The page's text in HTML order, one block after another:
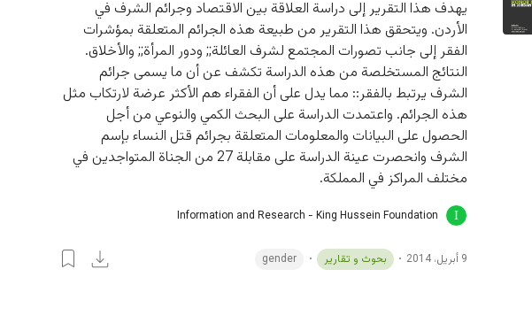
يهدف هذا التقرير إلى دراسة العلاقة بين الاقتصاد وجرائم الشرف في
الأردن. ويتحقق هذا التقرير من طبيعة هذه الجرائم المتعلقة بمؤشرات
الفقر إلى جانب تصورات المجتمع لشرف العائلة;; ودور المرأة;; والأخلاق.
النتائج المستخلصة من هذه الدراسة تكشف عن أن ما يسمى جرائم
الشرف يرتبط بالفقر:: مما يدل على أن الفقراء هم الأكثر عرضة لارتكاب مثل
هذه الجرائم. واعتمدت الدراسة على البحث الكمي والنوعي من أجل
الحصول على البيانات والمعلومات المتعلقة بجرائم قتل النساء بإسم
الشرف وانحصرت عينة الدراسة على مقابلة 27 من الجناة المتواجدين في
مختلف المراكز في المملكة.
Information and Research - King Hussein Foundation
9 أبريل، 2014 بحوث و تقارير gender